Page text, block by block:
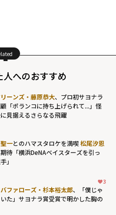
人へのおすすめ
ーンズ・藤原恭大、プロ初サヨナラ
「ポランコに持ち上げられて...」怪
見据えるさらなる飛躍
一とのハマスタロケを満喫松尾汐恩
待「横浜DeNAベイスターズを引っ
」
3
ファローズ・杉本裕太郎、「僕じゃ
た」サヨナラ賞受賞で明かした胸の